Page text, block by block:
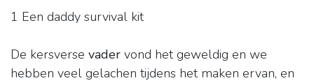
1 Een daddy survival kit
De kersverse vader vond het geweldig en we
hebben veel gelachen tijdens het maken ervan, en